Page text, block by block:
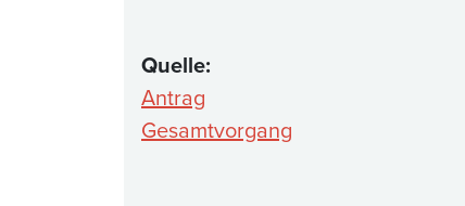
Quelle:
Antrag
Gesamtvorgang